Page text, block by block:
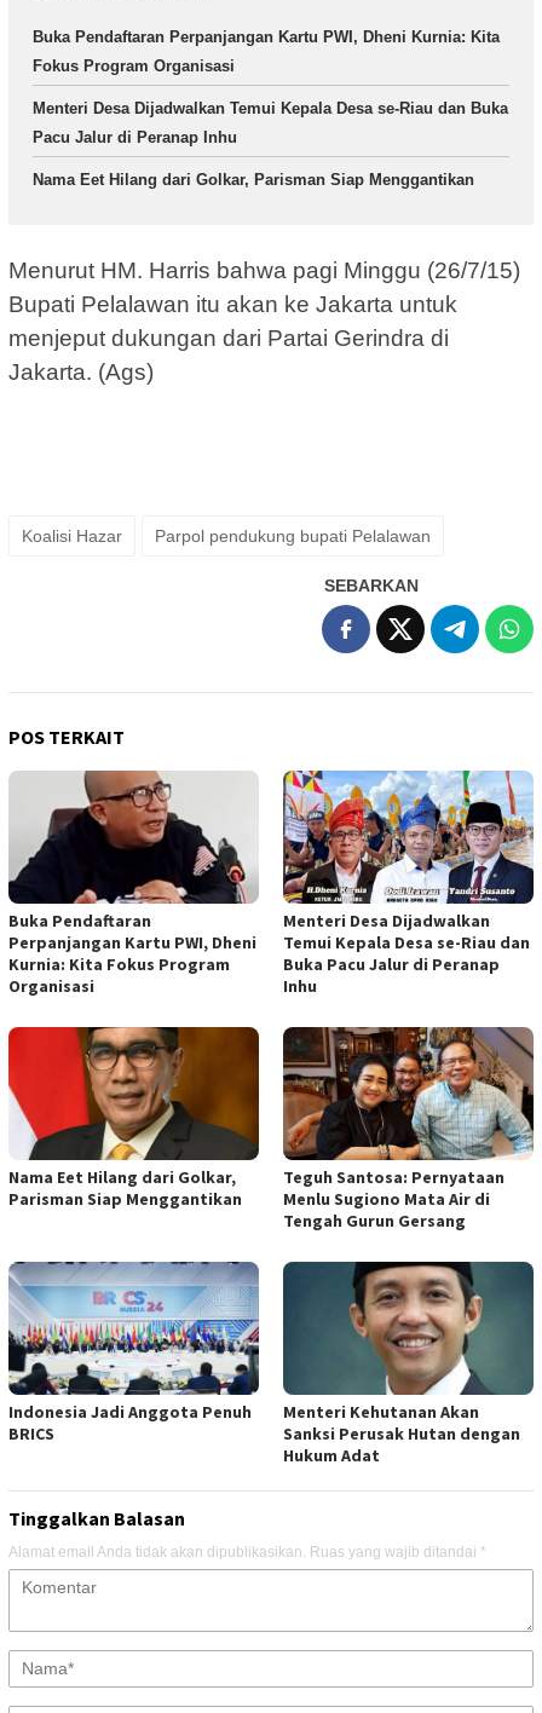
Buka Pendaftaran Perpanjangan Kartu PWI, Dheni Kurnia: Kita
Fokus Program Organisasi
Menteri Desa Dijadwalkan Temui Kepala Desa se-Riau dan Buka
Pacu Jalur di Peranap Inhu
Nama Eet Hilang dari Golkar, Parisman Siap Menggantikan
Menurut HM. Harris bahwa pagi Minggu (26/7/15)
Bupati Pelalawan itu akan ke Jakarta untuk
menjeput dukungan dari Partai Gerindra di
Jakarta. (Ags)
Koalisi Hazar Parpol pendukung bupati Pelalawan
SEBARKAN
POS TERKAIT
Buka Pendaftaran
Perpanjangan Kartu PWI, Dheni
Kurnia: Kita Fokus Program
Organisasi
Menteri Desa Dijadwalkan
Temui Kepala Desa se-Riau dan
Buka Pacu Jalur di Peranap
Inhu
Nama Eet Hilang dari Golkar,
Parisman Siap Menggantikan
Teguh Santosa: Pernyataan
Menlu Sugiono Mata Air di
Tengah Gurun Gersang
Indonesia Jadi Anggota Penuh
BRICS
Menteri Kehutanan Akan
Sanksi Perusak Hutan dengan
Hukum Adat
Tinggalkan Balasan
Alamat email Anda tidak akan dipublikasikan. Ruas yang wajib ditandai *